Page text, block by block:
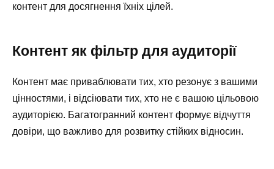
контент для досягнення їхніх цілей.
Контент як фільтр для аудиторії
Контент має приваблювати тих, хто резонує з вашими
цінностями, і відсіювати тих, хто не є вашою цільовою
аудиторією. Багатогранний контент формує відчуття
довіри, що важливо для розвитку стійких відносин.